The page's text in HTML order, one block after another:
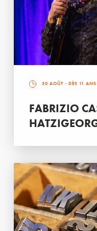
30 AOÛT - DÈS 11 ANS
FABRIZIO